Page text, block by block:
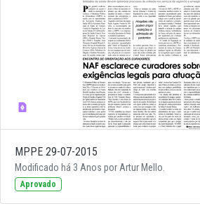
MPPE 29-07-2015
Modificado há 3 Anos por Artur Mello.
Aprovado